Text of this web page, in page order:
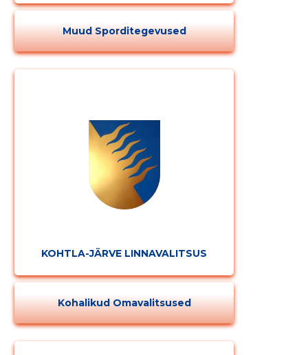
Muud Sporditegevused
KOHTLA-JÄRVE LINNAVALITSUS
Kohalikud Omavalitsused
Muuda pildi